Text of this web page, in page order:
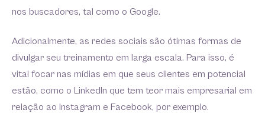
nos buscadores, tal como o Google.
Adicionalmente, as redes sociais são ótimas formas de
divulgar seu treinamento em larga escala. Para isso, é
vital focar nas mídias em que seus clientes em potencial
estão, como o LinkedIn que tem teor mais empresarial em
relação ao Instagram e Facebook, por exemplo.